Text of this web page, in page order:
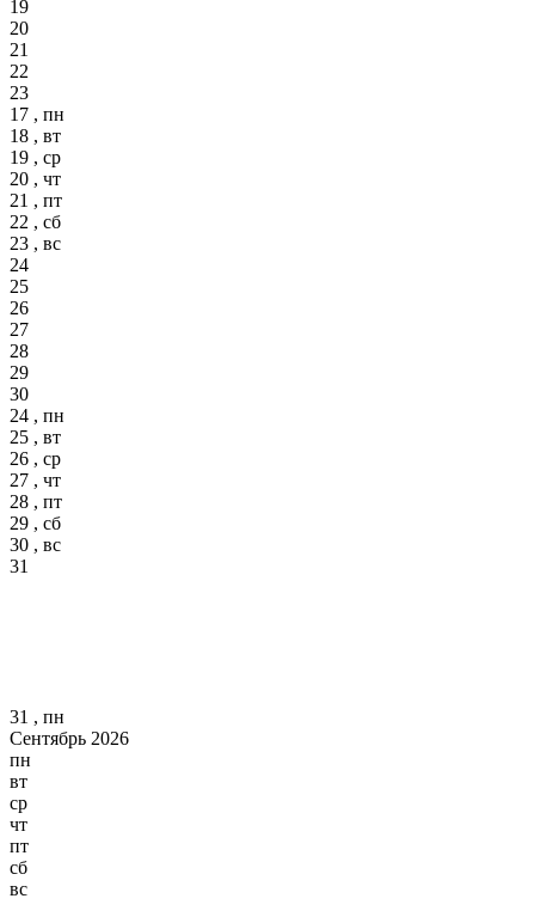
19
20
21
22
23
17 , пн
18 , вт
19 , ср
20 , чт
21 , пт
22 , сб
23 , вс
24
25
26
27
28
29
30
24 , пн
25 , вт
26 , ср
27 , чт
28 , пт
29 , сб
30 , вс
31
31 , пн
Сентябрь 2026
пн
вт
ср
чт
пт
сб
вс